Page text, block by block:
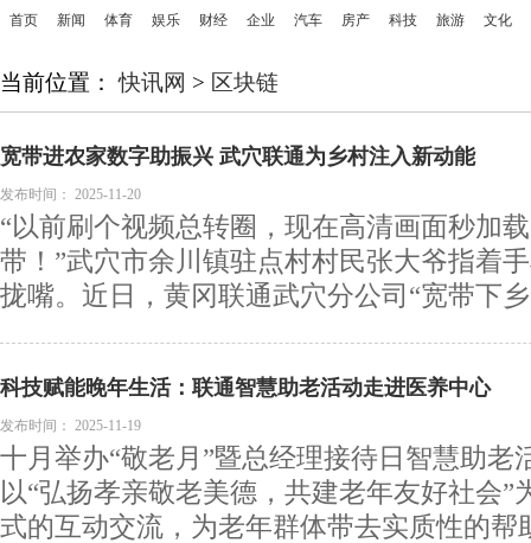
首页 新闻 体育 娱乐 财经 企业 汽车 房产 科技 旅游 文化
当前位置：快讯网 > 区块链
宽带进农家数字助振兴 武穴联通为乡村注入新动能
发布时间： 2025-11-20
“以前刷个视频总转圈，现在高清画面秒加
带！”武穴市余川镇驻点村村民张大爷指着
拢嘴。近日，黄冈联通武穴分公司“宽带下
科技赋能晚年生活：联通智慧助老活动走进医养中心
发布时间： 2025-11-19
十月举办“敬老月”暨总经理接待日智慧助老
以“弘扬孝亲敬老美德，共建老年友好社会”
式的互动交流，为老年群体带去实质性的帮